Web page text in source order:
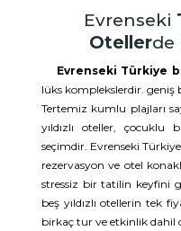
Evrenseki
Otellerde
Evrenseki Türkiye
lüks komplekslerdir. geniş
Tertemiz kumlu plajları
yıldızlı oteller,
seçimdir. Evrenseki
rezervasyon ve otel
stressiz bir tatilin keyfini
beş yıldızlı otellerin tek
birkaç tur ve etkinlik dahil